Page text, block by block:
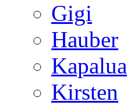
Gigi
Hauber
Kapalua
Kirsten